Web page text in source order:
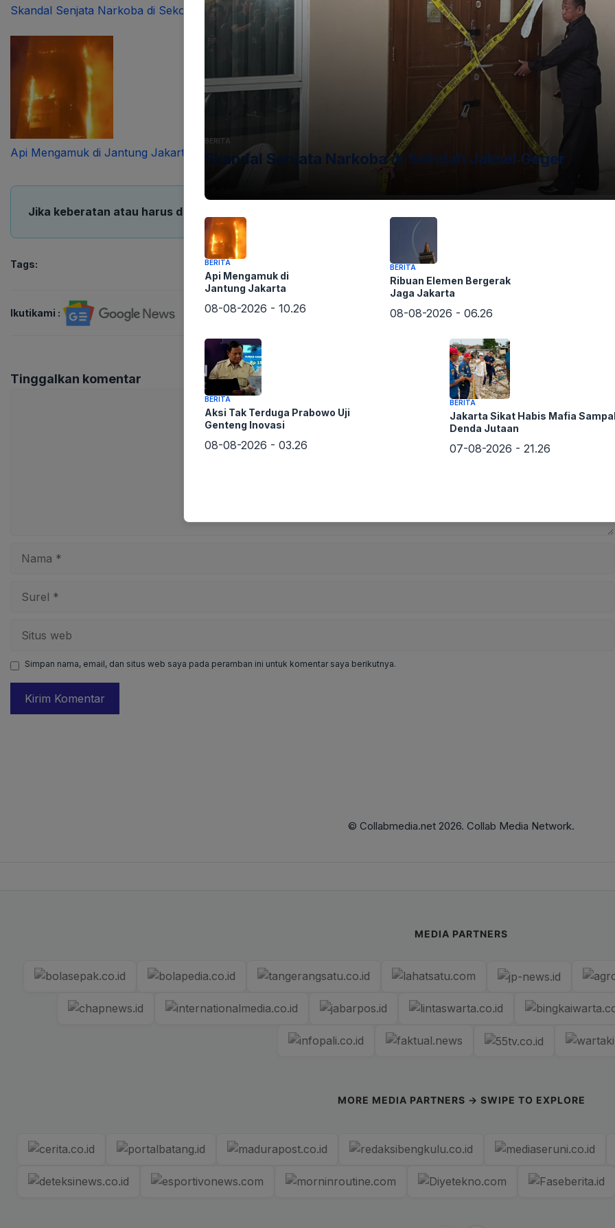
Skandal Senjata Narkoba di Sekolah Jaksel Geger
Api Mengamuk di Jantung Jakarta
Jika keberatan atau harus diedit baik Artikel maupun foto Silahkan
Tags:
Ikutikami :
Tinggalkan komentar
web
Simpan nama, email, dan situs web saya pada peramban ini untuk komentar saya berikutnya.
© Collabmedia.net 2026. Collab Media Network.
MEDIA PARTNERS
MORE MEDIA PARTNERS → SWIPE TO EXPLORE
BERITA
Skandal Senjata Narkoba di Sekolah Jaksel Geger
BERITA
Api Mengamuk di
Jantung Jakarta
08-08-2026 - 10.26
BERITA
Ribuan Elemen Bergerak
Jaga Jakarta
08-08-2026 - 06.26
BERITA
Aksi Tak Terduga Prabowo Uji
Genteng Inovasi
08-08-2026 - 03.26
BERITA
Jakarta Sikat Habis Mafia
Denda Jutaan
07-08-2026 - 21.26